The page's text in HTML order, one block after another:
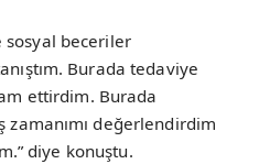
sosyal beceriler
Burada tedaviye
ettirdim. Burada
değerlendirdim
diye konuştu.